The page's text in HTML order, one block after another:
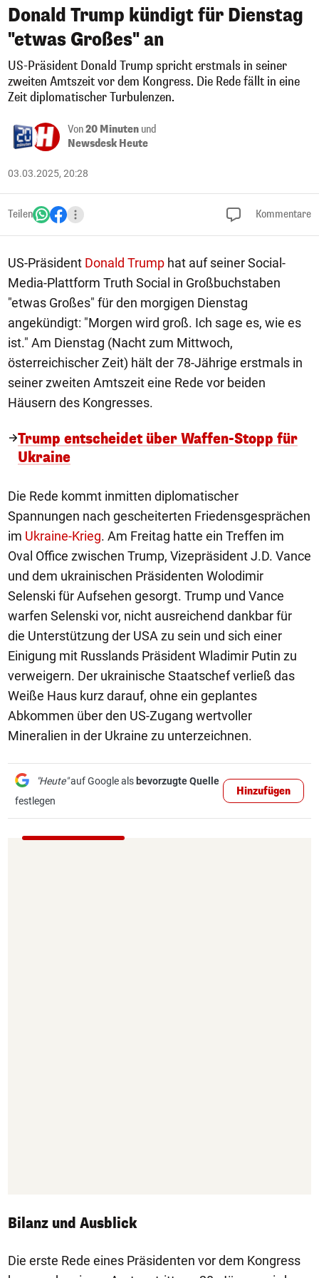
Donald Trump kündigt für Dienstag
"etwas Großes" an
US-Präsident Donald Trump spricht erstmals in seiner
zweiten Amtszeit vor dem Kongress. Die Rede fällt in eine
Zeit diplomatischer Turbulenzen.
Von20 Minuten und
Newsdesk Heute
03.03.2025, 20:28
Teilen Kommentare
US-Präsident Donald Trump hat auf seiner Social-
Media-Plattform Truth Social in Großbuchstaben
"etwas Großes" für den morgigen Dienstag
angekündigt: "Morgen wird groß. Ich sage es, wie es
ist." Am Dienstag (Nacht zum Mittwoch,
österreichischer Zeit) hält der 78-Jährige erstmals in
seiner zweiten Amtszeit eine Rede vor beiden
Häusern des Kongresses.
Trump entscheidet über Waffen-Stopp für
Ukraine
Die Rede kommt inmitten diplomatischer
Spannungen nach gescheiterten Friedensgesprächen
im Ukraine-Krieg. Am Freitag hatte ein Treffen im
Oval Office zwischen Trump, Vizepräsident J.D. Vance
und dem ukrainischen Präsidenten Wolodimir
Selenski für Aufsehen gesorgt. Trump und Vance
warfen Selenski vor, nicht ausreichend dankbar für
die Unterstützung der USA zu sein und sich einer
Einigung mit Russlands Präsident Wladimir Putin zu
verweigern. Der ukrainische Staatschef verließ das
Weiße Haus kurz darauf, ohne ein geplantes
Abkommen über den US-Zugang wertvoller
Mineralien in der Ukraine zu unterzeichnen.
"Heute"auf Google als bevorzugte Quelle
festlegen
Hinzufügen
Bilanz und Ausblick
Die erste Rede eines Präsidenten vor dem Kongress